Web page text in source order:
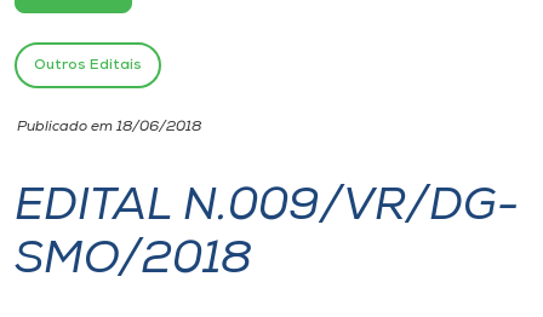
Portal de Ensino
Unoesc
Internacionalização
I.nova
Outros Editais
Publicado em 18/06/2018
EDITAL N.009/VR/DG-
SMO/2018